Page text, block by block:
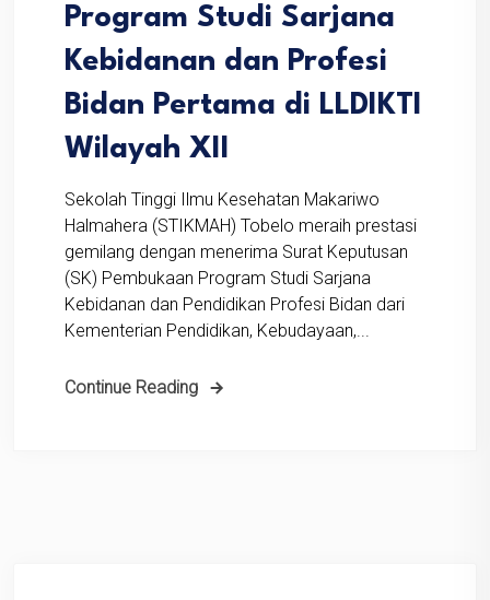
Program Studi Sarjana
Kebidanan dan Profesi
Bidan Pertama di LLDIKTI
Wilayah XII
Sekolah Tinggi Ilmu Kesehatan Makariwo
Halmahera (STIKMAH) Tobelo meraih prestasi
gemilang dengan menerima Surat Keputusan
(SK) Pembukaan Program Studi Sarjana
Kebidanan dan Pendidikan Profesi Bidan dari
Kementerian Pendidikan, Kebudayaan,...
Continue Reading